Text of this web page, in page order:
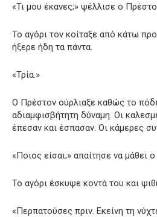
«Τι μου έκανες;» ψέλλισε ο
Το αγόρι τον κοίταξε από κάτω
ήξερε ήδη τα πάντα.
«Τρία.»
Ο Πρέστον ούρλιαξε καθώς το
αδιαμφισβήτητη δύναμη. Οι
έπεσαν και έσπασαν. Οι κάμερες
«Ποιος είσαι;» απαίτησε να μάθει
Το αγόρι έσκυψε κοντά του και
«Περπατούσες πριν. Εκείνη τη